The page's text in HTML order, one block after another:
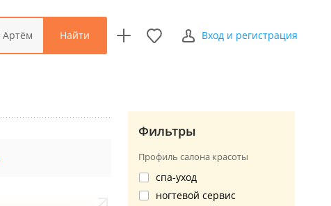
Артём Найти Вход и регистрация
Фильтры
Профиль салона красоты
спа-уход
ногтевой сервис